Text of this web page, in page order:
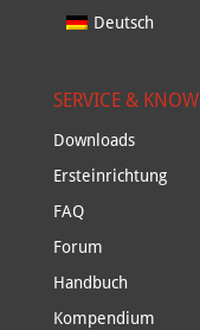
Deutsch
SERVICE &
Downloads
Ersteinrichtung
FAQ
Forum
Handbuch
Kompendium